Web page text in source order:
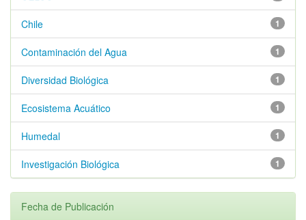
1
Chile
1
Contaminación del Agua
1
Diversidad Biológica
1
Ecosistema Acuático
1
Humedal
1
Investigación Biológica
Fecha de Publicación